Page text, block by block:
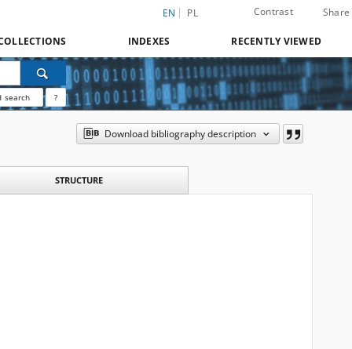
EN PL Contrast Share
INDEXES RECENTLY VIEWED
search ?
Download bibliography description
STRUCTURE